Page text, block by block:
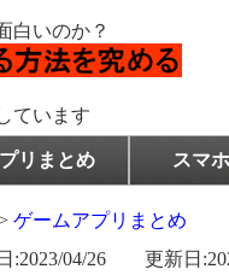
白いのか？
ています
リまとめ スマ
ゲームアプリまとめ
:2023/04/26 更新日